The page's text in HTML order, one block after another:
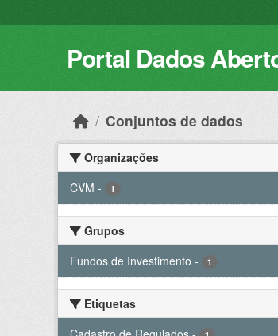
Portal Dados
Conjuntos de dados
Organizações
CVM - 1
Grupos
Fundos de Investimento - 1
Etiquetas